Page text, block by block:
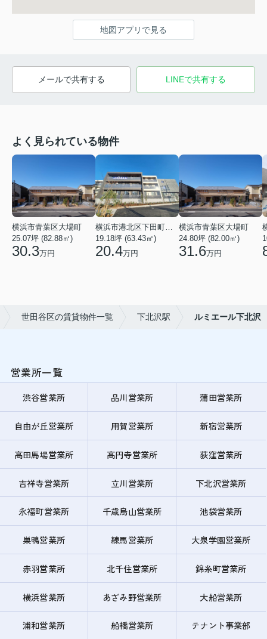
地図アプリで見る
メールで共有する LINEで共有する
よく見られている物件
横浜市青葉区大場町
25.07坪 (82.88㎡)
30.3万円
19.18坪 (63.43㎡)
20.4万円
横浜市青葉区大場町
24.80坪 (82.00㎡)
31.6万円
世田谷区の賃貸物件一覧 下北沢駅 ルミエール下北沢
営業所一覧
渋谷営業所 品川営業所 蒲田営業所
自由が丘営業所 用賀営業所 新宿営業所
高田馬場営業所 高円寺営業所 荻窪営業所
吉祥寺営業所 立川営業所 下北沢営業所
永福町営業所 千歳烏山営業所 池袋営業所
巣鴨営業所 練馬営業所 大泉学園営業所
赤羽営業所 北千住営業所 錦糸町営業所
横浜営業所 あざみ野営業所 大船営業所
浦和営業所 船橋営業所 テナント事業部